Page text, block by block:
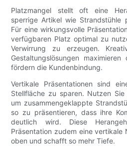
Platzmangel stellt oft eine
sperrige Artikel wie Strandstühle
Für eine wirkungsvolle
verfügbaren Platz optimal zu
Verwirrung zu erzeugen.
Gestaltungslösungen
fördern die Kundenbindung.
Vertikale Präsentationen sind
Stellfläche zu sparen. Nutzen Sie
um zusammengeklappte
so zu präsentieren, dass ihre
deutlich wird. Diese
Präsentation zudem eine
oben und schafft so mehr Tiefe.